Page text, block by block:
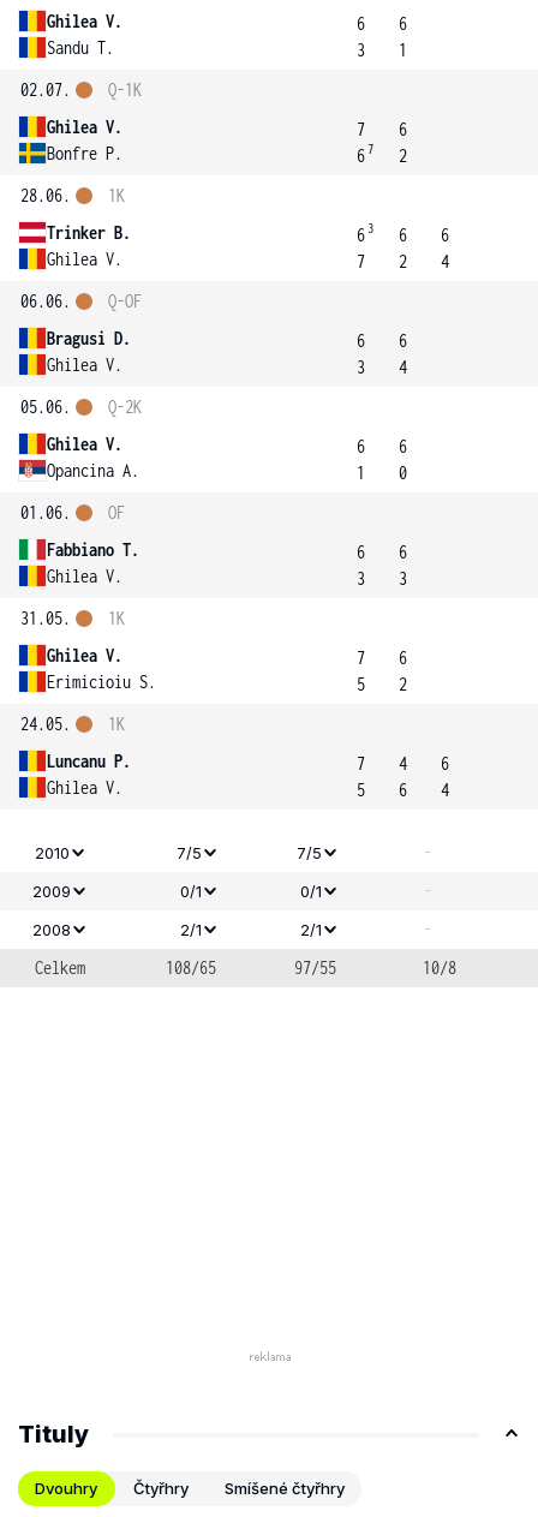
Ghilea V.
Sandu T.
6
3
6
1
02.07.
Ghilea V.
Bonfre P.
Q-1K
7
67
6
2
28.06.
Trinker B.
Ghilea V.
1K
6 3
7
6
2
6
4
06.06.
Bragusi D.
Ghilea V.
Q-OF
6
3
6
4
05.06.
Ghilea V.
Opancina A.
Q-2K
6
1
6
0
01.06.
Fabbiano T.
Ghilea V.
OF
6
3
6
3
31.05.
Ghilea V.
Erimicioiu S.
1K
7
5
6
2
24.05.
Luncanu P.
Ghilea V.
1K
7
5
4
6
6
4
2010 7/5 7/5 -
2009 0/1 0/1 -
2008 2/1 2/1
-
Celkem
108/65 97/55 10/8
Tituly
Dvouhry Čtyřhry Smíšené čtyřhry